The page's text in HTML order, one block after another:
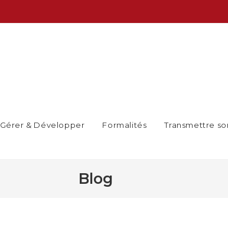
Gérer & Développer Formalités Transmettre
Blog